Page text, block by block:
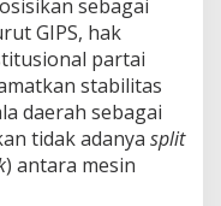
sebagai
GIPS, hak
partai
stabilitas
daerah sebagai
tidak adanya split
) antara mesin